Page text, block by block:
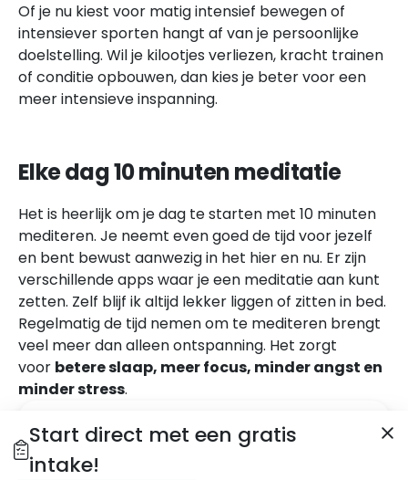
Of je nu kiest voor matig intensief bewegen of
intensiever sporten hangt af van je persoonlijke
doelstelling. Wil je kilootjes verliezen, kracht trainen
of conditie opbouwen, dan kies je beter voor een
meer intensieve inspanning.
Elke dag 10 minuten meditatie
Het is heerlijk om je dag te starten met 10 minuten
mediteren. Je neemt even goed de tijd voor jezelf
en bent bewust aanwezig in het hier en nu. Er zijn
verschillende apps waar je een meditatie aan kunt
zetten. Zelf blijf ik altijd lekker liggen of zitten in bed.
Regelmatig de tijd nemen om te mediteren brengt
veel meer dan alleen ontspanning. Het zorgt
voor betere slaap, meer focus, minder angst en
minder stress.
Contact
Start direct met een gratis
intake!